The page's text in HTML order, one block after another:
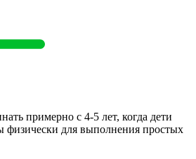
примерно с 4-5 лет, когда дети
физически для выполнения простых